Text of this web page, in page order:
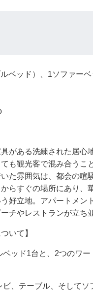
ベッド）、1ソファー
がある洗練された居心
も観光客で混み合うこ
た雰囲気は、都会の喧
らすぐの場所にあり、
好立地。アパートメ
チやレストランが立ち
いて】
ッド1台と、2つのワ
ビ、テーブル、そして